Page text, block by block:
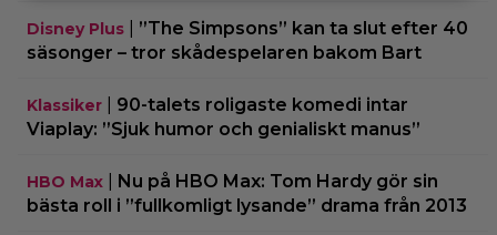
Disney Plus
”The Simpsons” kan ta slut efter 40
säsonger – tror skådespelaren bakom Bart
Klassiker
90-talets roligaste komedi intar
Viaplay: ”Sjuk humor och genialiskt manus”
HBO Max
Nu på HBO Max: Tom Hardy gör sin
bästa roll i ”fullkomligt lysande” drama från 2013